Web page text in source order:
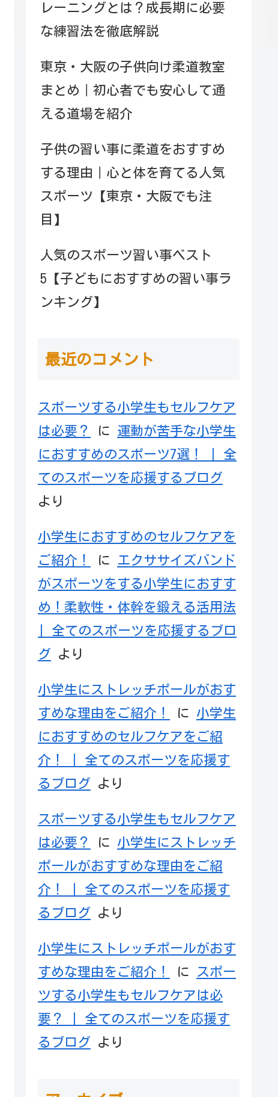
レーニングとは？成長期に必要
な練習法を徹底解説
東京・大阪の子供向け柔道教室
まとめ｜初心者でも安心して通
える道場を紹介
子供の習い事に柔道をおすすめ
する理由｜心と体を育てる人気
スポーツ【東京・大阪でも注
目】
人気のスポーツ習い事ベスト
5【子どもにおすすめの習い事ラ
ンキング】
最近のコメント
スポーツする小学生もセルフケア
は必要？
に 運動が苦手な小学生
におすすめのスポーツ7選！ | 全
てのスポーツを応援するブログ
より
小学生におすすめのセルフケアを
ご紹介！
に エクササイズバンド
がスポーツをする小学生におすす
め！柔軟性・体幹を鍛える活用法
| 全てのスポーツを応援するブロ
グ より
小学生にストレッチポールがおす
すめな理由をご紹介！
に 小学生
におすすめのセルフケアをご紹
介！ | 全てのスポーツを応援す
るブログ より
スポーツする小学生もセルフケア
は必要？
に 小学生にストレッチ
ポールがおすすめな理由をご紹
介！ | 全てのスポーツを応援す
るブログ より
小学生にストレッチポールがおす
すめな理由をご紹介！
に
スポー
ツする小学生もセルフケアは必
要？ | 全てのスポーツを応援す
るブログ より